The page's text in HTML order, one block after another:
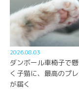
2026.08.03
ダンボール車椅子で
く子猫に、最高のプ
が届く